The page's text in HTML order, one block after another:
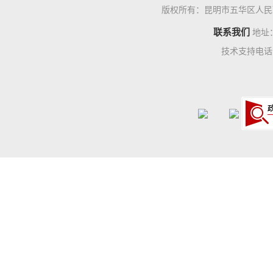
版权所有：昆明市五华区人
联系我们 地址
技术支持电